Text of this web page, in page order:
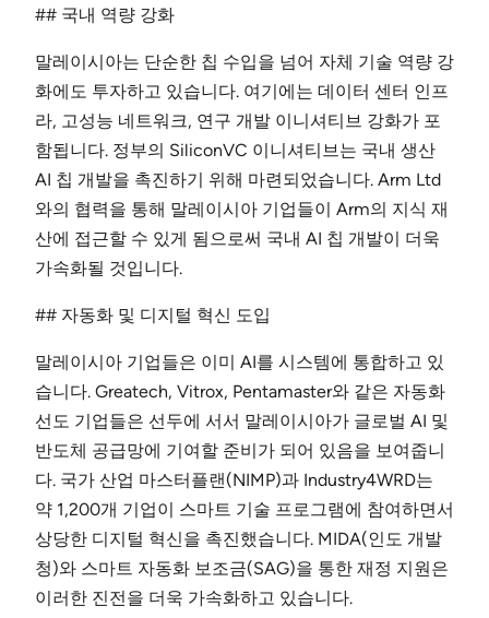
## 국내 역량 강화
말레이시아는 단순한 칩 수입을 넘어 자체 기술 역량 강
화에도 투자하고 있습니다. 여기에는 데이터 센터 인프
라, 고성능 네트워크, 연구 개발 이니셔티브 강화가 포
함됩니다. 정부의 SiliconVC 이니셔티브는 국내 생산
AI 칩 개발을 촉진하기 위해 마련되었습니다. Arm Ltd
와의 협력을 통해 말레이시아 기업들이 Arm의 지식 재
산에 접근할 수 있게 됨으로써 국내 AI 칩 개발이 더욱
가속화될 것입니다.
## 자동화 및 디지털 혁신 도입
말레이시아 기업들은 이미 AI를 시스템에 통합하고 있
습니다. Greatech, Vitrox, Pentamaster와 같은 자동화
선도 기업들은 선두에 서서 말레이시아가 글로벌 AI 및
반도체 공급망에 기여할 준비가 되어 있음을 보여줍니
다. 국가 산업 마스터플랜(NIMP)과 Industry4WRD는
약 1,200개 기업이 스마트 기술 프로그램에 참여하면서
상당한 디지털 혁신을 촉진했습니다. MIDA(인도 개발
청)와 스마트 자동화 보조금(SAG)을 통한 재정 지원은
이러한 진전을 더욱 가속화하고 있습니다.